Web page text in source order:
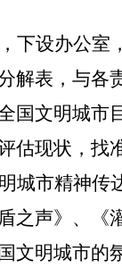
下设办公
表，与各
国文明城
估现状，找
城市精神传
声》、《
文明城市的